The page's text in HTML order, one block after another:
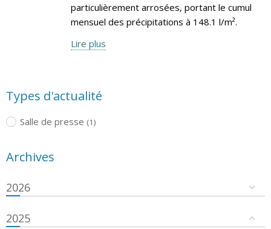
particulièrement arrosées, portant le cumul
mensuel des précipitations à 148.1 l/m².
Lire plus
Types d'actualité
Salle de presse (1)
Archives
2026
2025